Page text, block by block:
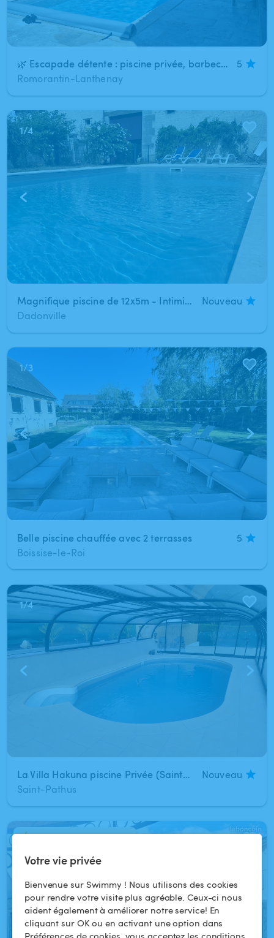
Votre vie privée
Bienvenue sur Swimmy ! Nous utilisons des cookies
pour rendre votre visite plus agréable. Ceux-ci nous
aident également à améliorer notre service! En
cliquant sur OK ou en activant une option dans
Préférences de cookies, vous acceptez les conditions
🌿 Escapade détente : piscine privée, barbecue et jardin
5
Romorantin-Lanthenay
1/4
Magnifique piscine de 12x5m - Intimité totale
Nouveau
Dadonville
1/3
Belle piscine chauffée avec 2 terrasses
5
Boissise-le-Roi
1/4
La Villa Hakuna piscine Privée (Saint-pathus)
Nouveau
Saint-Pathus
Réservation instantanée